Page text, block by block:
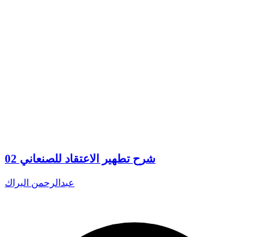
شرح تطهير الاعتقاد للصنعاني 02
عبدالرحمن البراك